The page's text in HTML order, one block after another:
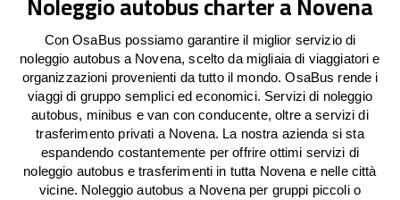
Con OsaBus possiamo garantire il miglior servizio di
noleggio autobus a Novena, scelto da migliaia di viaggiatori e
organizzazioni provenienti da tutto il mondo. OsaBus rende i
viaggi di gruppo semplici ed economici. Servizi di noleggio
autobus, minibus e van con conducente, oltre a servizi di
trasferimento privati a Novena. La nostra azienda si sta
espandendo costantemente per offrire ottimi servizi di
noleggio autobus e trasferimenti in tutta Novena e nelle città
vicine. Noleggio autobus a Novena per gruppi piccoli o